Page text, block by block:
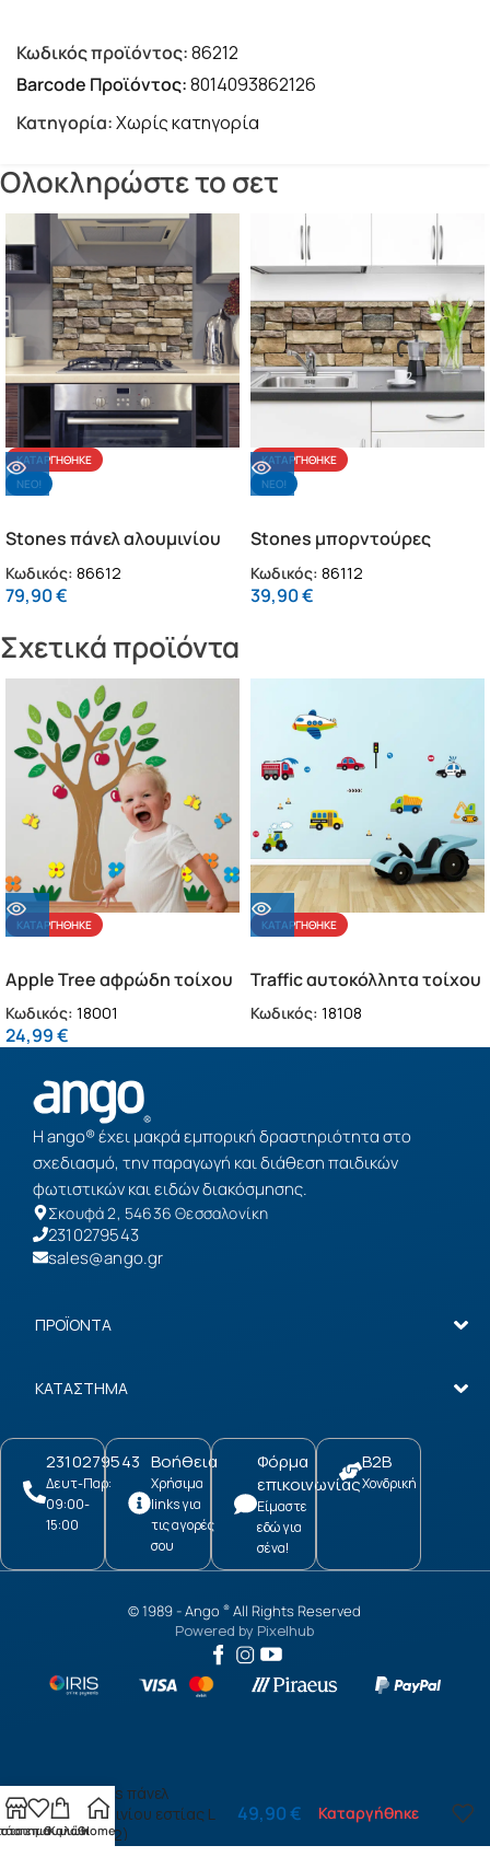
Barcode Προϊόντος:8014093862126
Κωδικός προϊόντος:86212
Κατηγορία:Χωρίς κατηγορία
Ολοκληρώστε το σετ
ΚΑΤΑΡΓΉΘΗΚΕ
NΕΟ!
Stones πάνελ αλουμινίου
εστίας XL (86612)
Κωδικός: 86612
79,90€
ΚΑΤΑΡΓΉΘΗΚΕ
NΕΟ!
Stones μπορντούρες
αλουμινίου MB (86112)
Κωδικός: 86112
39,90€
Σχετικά προϊόντα
ΚΑΤΑΡΓΉΘΗΚΕ
Apple Tree αφρώδη τοίχου
L (18001)
Κωδικός: 18001
24,99€
ΚΑΤΑΡΓΉΘΗΚΕ
Traffic αυτοκόλλητα τοίχου
L (18108)
Κωδικός: 18108
Η ango® έχει μακρά εμπορική δραστηριότητα στο
σχεδιασμό, την παραγωγή και διάθεση παιδικών
φωτιστικών και ειδών διακόσμησης.
Σκουφά 2, 54636 Θεσσαλονίκη
2310279543
sales@ango.gr
ΠΡΟΪΟΝΤΑ
ΚΑΤΑΣΤΗΜΑ
2310279543
Δευτ-Παρ:
09:00-
15:00
Βοήθεια
Χρήσιμα
links για
τις αγορές
σου
Φόρμα
επικοινωνίας
Είμαστε
εδώ για
σένα!
B2B
Χονδρική
© 1989 -Ango® All Rights Reserved
Powered by Pixelhub
επιθυμιών
ΚαλάθιHome
Stones πάνελ
αλουμινίου εστίας L
(86212)
49,90€ Καταργήθηκε